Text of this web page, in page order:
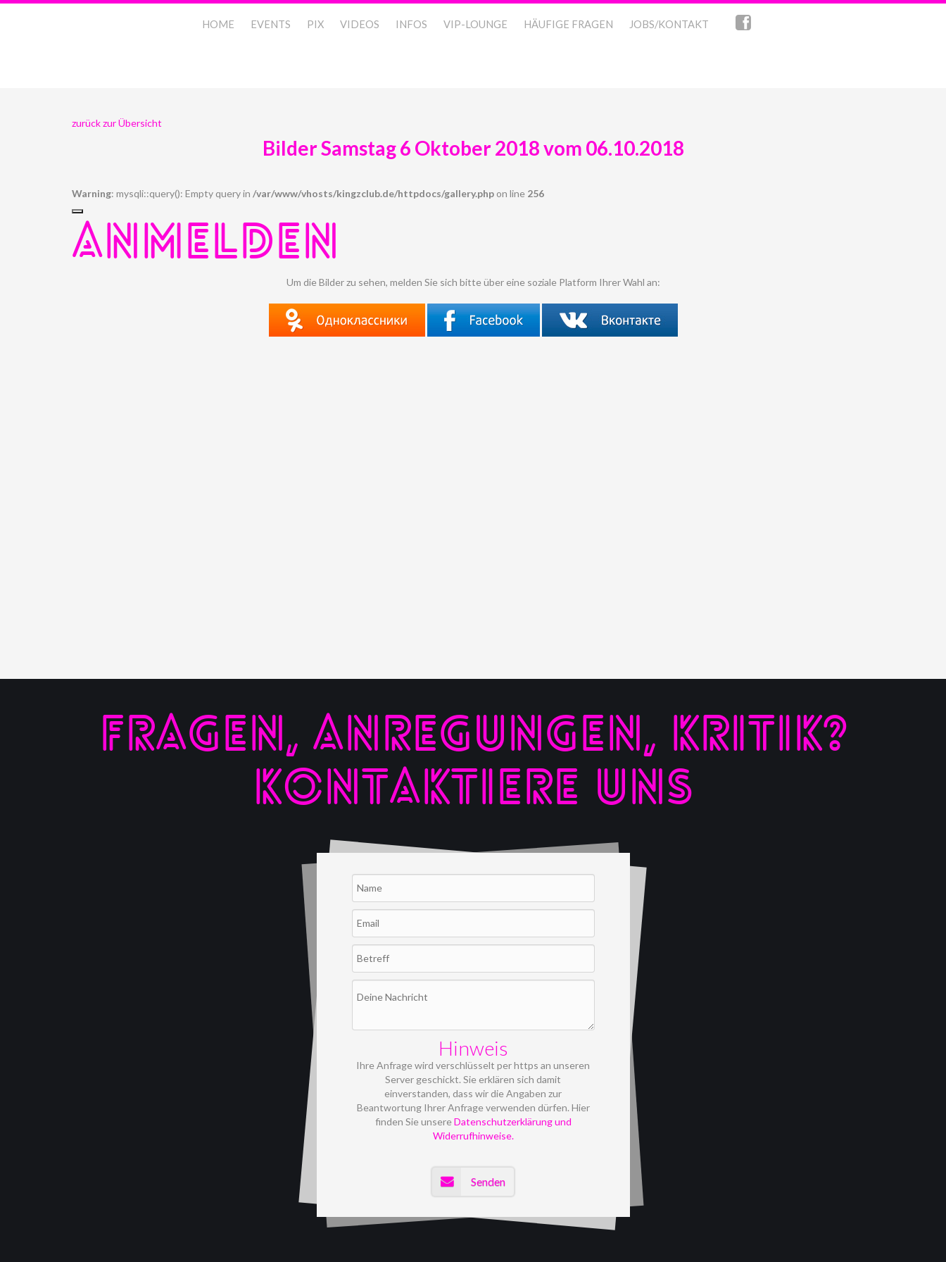
HOME EVENTS PIX VIDEOS INFOS VIP-LOUNGE HÄUFIGE FRAGEN JOBS/KONTAKT
zurück zur Übersicht
Bilder Samstag 6 Oktober 2018 vom 06.10.2018
Warning: mysqli::query(): Empty query in /var/www/vhosts/kingzclub.de/httpdocs/gallery.php on line 256
ANMELDEN
Um die Bilder zu sehen, melden Sie sich bitte über eine soziale Platform Ihrer Wahl an:
FRAGEN, ANREGUNGEN, KRITIK?
KONTAKTIERE UNS
Hinweis
Ihre Anfrage wird verschlüsselt per https an unseren
Server geschickt. Sie erklären sich damit
einverstanden, dass wir die Angaben zur
Beantwortung Ihrer Anfrage verwenden dürfen. Hier
finden Sie unsereDatenschutzerklärung und
Widerrufhinweise.
Senden